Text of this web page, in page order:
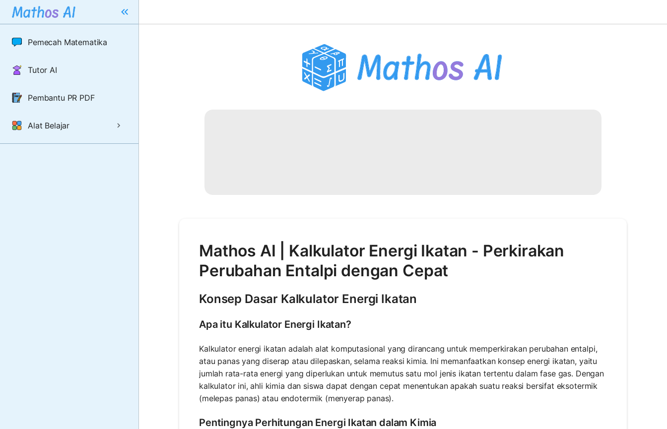
Pemecah Matematika
Tutor AI
Pembantu PR PDF
Alat Belajar
Mathos AI | Kalkulator Energi Ikatan - Perkirakan
Perubahan Entalpi dengan Cepat
Konsep Dasar Kalkulator Energi Ikatan
Apa itu Kalkulator Energi Ikatan?
Kalkulator energi ikatan adalah alat komputasional yang dirancang untuk memperkirakan perubahan entalpi,
atau panas yang diserap atau dilepaskan, selama reaksi kimia. Ini memanfaatkan konsep energi ikatan, yaitu
jumlah rata-rata energi yang diperlukan untuk memutus satu mol jenis ikatan tertentu dalam fase gas. Dengan
kalkulator ini, ahli kimia dan siswa dapat dengan cepat menentukan apakah suatu reaksi bersifat eksotermik
(melepas panas) atau endotermik (menyerap panas).
Pentingnya Perhitungan Energi Ikatan dalam Kimia